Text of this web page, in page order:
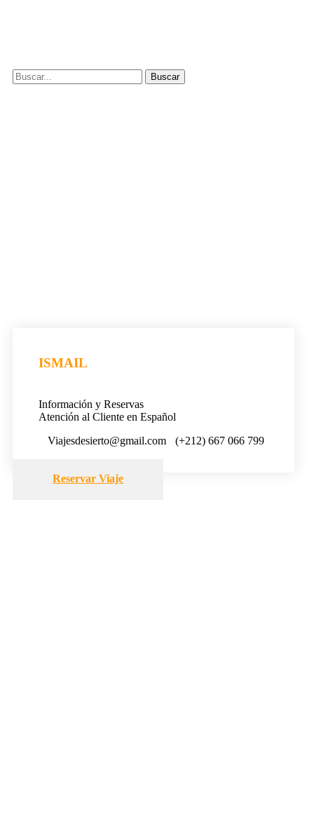
ISMAIL
Información y Reservas
Atención al Cliente en Español
Viajesdesierto@gmail.com
(+212) 667 066 799
Reservar Viaje